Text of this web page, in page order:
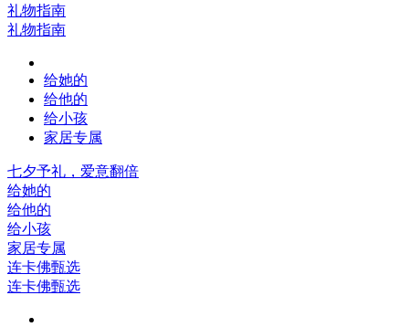
礼物指南
礼物指南
给她的
给他的
给小孩
家居专属
七夕予礼，爱意翻倍
给她的
给他的
给小孩
家居专属
连卡佛甄选
连卡佛甄选